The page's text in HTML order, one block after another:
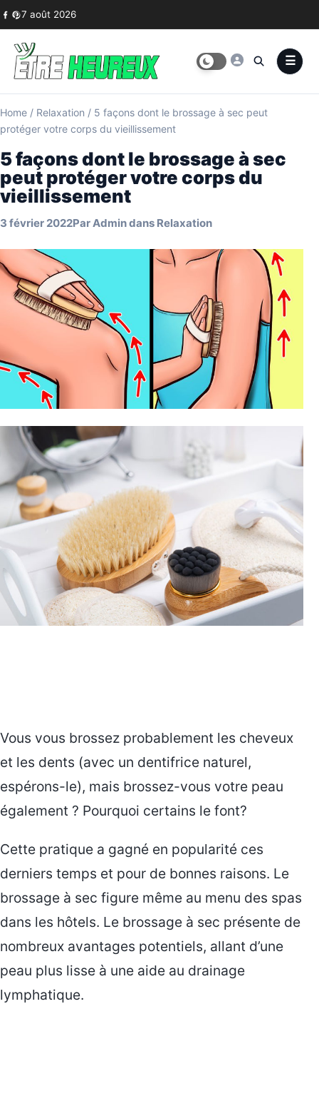
Skip to content
7 août 2026
Home / Relaxation / 5 façons dont le brossage à sec peut
protéger votre corps du vieillissement
5 façons dont le brossage à sec
peut protéger votre corps du
vieillissement
3 février 2022ParAdmindans Relaxation
Vous vous brossez probablement les cheveux
et les dents (avec un dentifrice naturel,
espérons-le), mais brossez-vous votre peau
également ? Pourquoi certains le font?
Cette pratique a gagné en popularité ces
derniers temps et pour de bonnes raisons. Le
brossage à sec figure même au menu des spas
dans les hôtels. Le brossage à sec présente de
nombreux avantages potentiels, allant d’une
peau plus lisse à une aide au drainage
lymphatique.